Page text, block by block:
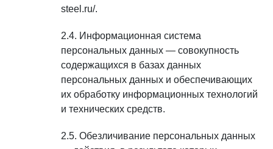
steel.ru/.
Информационная система
персональных данных — совокупность
содержащихся в базах данных
персональных данных и обеспечивающих
их обработку информационных технологий
и технических средств.
Обезличивание персональных данных